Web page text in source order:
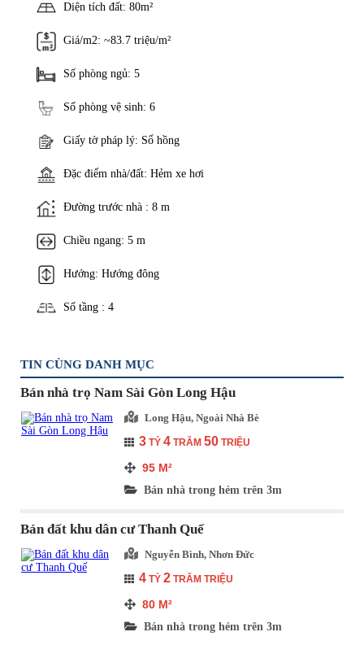
Diện tích đất: 80m²
Giá/m2: ~83.7 triệu/m²
Số phòng ngủ: 5
Số phòng vệ sinh: 6
Giấy tờ pháp lý: Sổ hồng
Đặc điểm nhà/đất: Hẻm xe hơi
Đường trước nhà : 8 m
Chiều ngang: 5 m
Hướng: Hướng đông
Số tầng : 4
TIN CÙNG DANH MỤC
Bán nhà trọ Nam Sài Gòn Long Hậu
Long Hậu, Ngoài Nhà Bè
3 TỶ4 TRĂM50 TRIỆU
95 M²
Bán nhà trong hẻm trên 3m
Bán đất khu dân cư Thanh Quế
Nguyễn Bình, Nhơn Đức
4 TỶ2 TRĂM TRIỆU
80 M²
Bán nhà trong hẻm trên 3m